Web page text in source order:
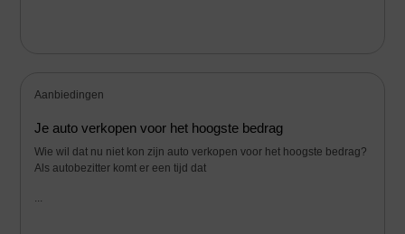
Aanbiedingen
Je auto verkopen voor het hoogste bedrag
Wie wil dat nu niet kon zijn auto verkopen voor het hoogste bedrag?
Als autobezitter komt er een tijd dat